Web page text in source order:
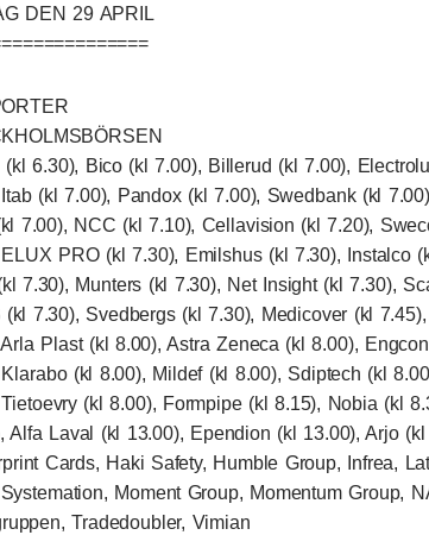
DEN 29 APRIL
6.30), Bico (kl 7.00), Billerud (kl 7.00),
(kl 7.00), Pandox (kl 7.00), Swedbank (kl
7.00), NCC (kl 7.10), Cellavision (kl 7.20),
PRO (kl 7.30), Emilshus (kl 7.30), Instalco
7.30), Munters (kl 7.30), Net Insight (kl 7.30),
(kl 7.30), Svedbergs (kl 7.30), Medicover (kl
Plast (kl 8.00), Astra Zeneca (kl 8.00),
(kl 8.00), Mildef (kl 8.00), Sdiptech (kl
(kl 8.00), Formpipe (kl 8.15), Nobia (kl
Alfa Laval (kl 13.00), Ependion (kl 13.00), Arjo
Cards, Haki Safety, Humble Group, Infrea,
Moment Group, Momentum Group,
Tradedoubler, Vimian